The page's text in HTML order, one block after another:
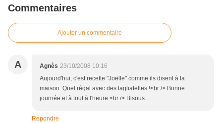
Commentaires
Ajouter un commentaire
A Agnès 23/10/2008 10:16
Aujourd'hui, c'est recette "Joëlle" comme ils disent à la
maison. Quel régal avec des tagliatelles !<br /> Bonne
journée et à tout à l'heure.<br /> Bisous.
Répondre